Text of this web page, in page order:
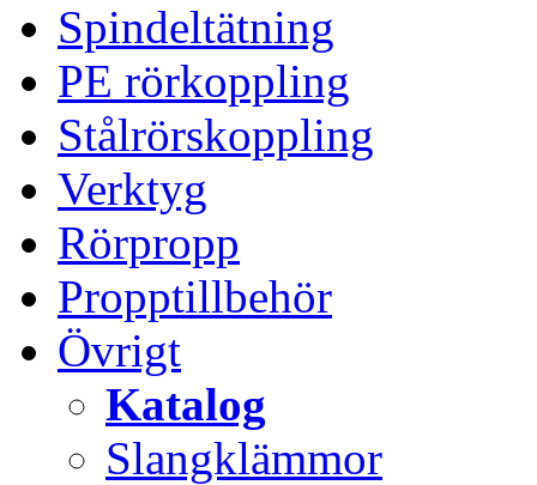
Spindeltätning
PE rörkoppling
Stålrörskoppling
Verktyg
Rörpropp
Propptillbehör
Övrigt
Katalog
Slangklämmor